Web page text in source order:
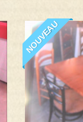
NOUVEAU